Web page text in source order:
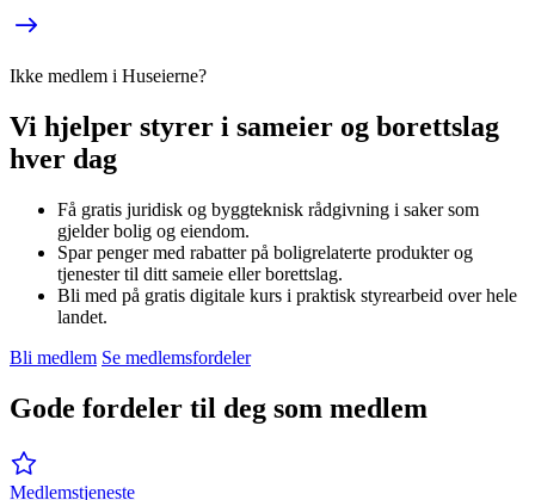
Ikke medlem i Huseierne?
Vi hjelper styrer i sameier og borettslag
hver dag
Få gratis juridisk og byggteknisk rådgivning i saker som
gjelder bolig og eiendom.
Spar penger med rabatter på boligrelaterte produkter og
tjenester til ditt sameie eller borettslag.
Bli med på gratis digitale kurs i praktisk styrearbeid over hele
landet.
Bli medlem Se medlemsfordeler
Gode fordeler til deg som medlem
Medlemstjeneste